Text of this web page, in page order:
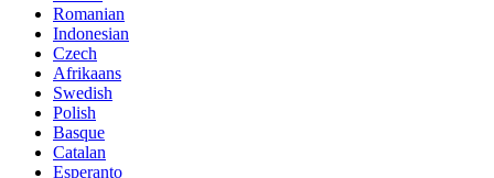
Romanian
Indonesian
Czech
Afrikaans
Swedish
Polish
Basque
Catalan
Esperanto